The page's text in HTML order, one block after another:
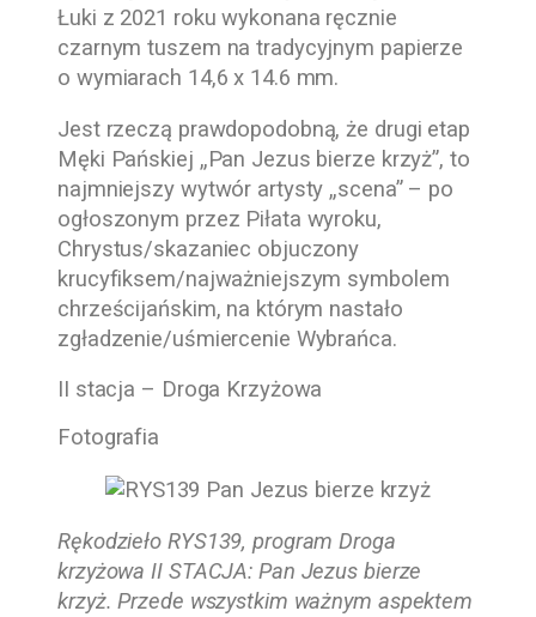
Łuki z 2021 roku wykonana ręcznie
czarnym tuszem na tradycyjnym papierze
o wymiarach 14,6 x 14.6 mm.
Jest rzeczą prawdopodobną, że drugi etap
Męki Pańskiej „Pan Jezus bierze krzyż”, to
najmniejszy wytwór artysty „scena” – po
ogłoszonym przez Piłata wyroku,
Chrystus/skazaniec objuczony
krucyfiksem/najważniejszym symbolem
chrześcijańskim, na którym nastało
zgładzenie/uśmiercenie Wybrańca.
II stacja – Droga Krzyżowa
Fotografia
Rękodzieło RYS139, program Droga
krzyżowa II STACJA: Pan Jezus bierze
krzyż. Przede wszystkim ważnym aspektem